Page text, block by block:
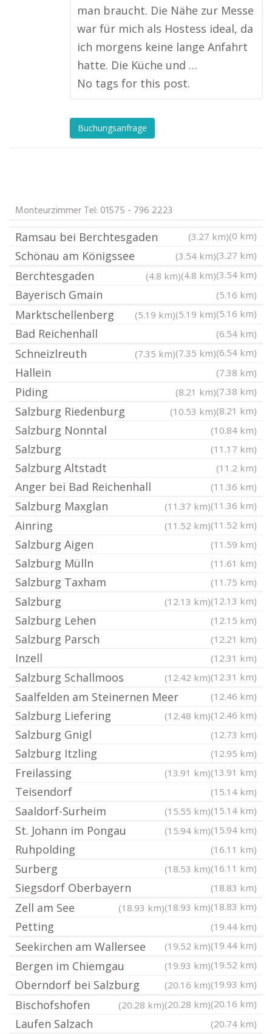
man braucht. Die Nähe zur Messe
war für mich als Hostess ideal, da
ich morgens keine lange Anfahrt
hatte. Die Küche und …
No tags for this post.
Buchungsanfrage
Monteurzimmer Tel: 01575 - 796 2223
(0 km)
(3.27 km)
Ramsau bei Berchtesgaden
(3.27 km)
Schönau am Königssee
(3.54 km)
(3.54 km)
(4.8 km)
Berchtesgaden (4.8 km)
Bayerisch Gmain
(5.16 km)
(5.16 km)
(5.19 km)
Marktschellenberg (5.19 km)
Bad Reichenhall
(6.54 km)
(6.54 km)
(7.35 km)
Schneizlreuth (7.35 km)
Hallein
(7.38 km)
(7.38 km)
Piding
(8.21 km)
(8.21 km)
Salzburg Riedenburg (10.53 km)
Salzburg Nonntal (10.84 km)
Salzburg (11.17 km)
Salzburg Altstadt (11.2 km)
Anger bei Bad Reichenhall
(11.36 km)
(11.36 km)
Salzburg Maxglan
(11.37 km)
(11.52 km)
Ainring (11.52 km)
Salzburg Aigen (11.59 km)
Salzburg Mülln (11.61 km)
Salzburg Taxham
(11.75 km)
(12.13 km)
Salzburg (12.13 km)
Salzburg Lehen (12.15 km)
Salzburg Parsch (12.21 km)
Inzell
(12.31 km)
(12.31 km)
Salzburg Schallmoos
(12.42 km)
(12.46 km)
Saalfelden am Steinernen Meer
(12.46 km)
Salzburg Liefering (12.48 km)
Salzburg Gnigl (12.73 km)
Salzburg Itzling
(12.95 km)
(13.91 km)
Freilassing (13.91 km)
Teisendorf
(15.14 km)
(15.14 km)
Saaldorf-Surheim
(15.55 km)
(15.94 km)
St. Johann im Pongau (15.94 km)
Ruhpolding
(16.11 km)
(16.11 km)
Surberg (18.53 km)
Siegsdorf Oberbayern
(18.83 km)
(18.83 km)
(18.93 km)
Zell am See (18.93 km)
Petting
(19.44 km)
(19.44 km)
(19.52 km)
Seekirchen am Wallersee
(19.52 km)
(19.93 km)
Bergen im Chiemgau
(19.93 km)
Oberndorf bei Salzburg
(20.16 km)
(20.16 km)
(20.28 km)
Bischofshofen (20.28 km)
Laufen Salzach (20.74 km)